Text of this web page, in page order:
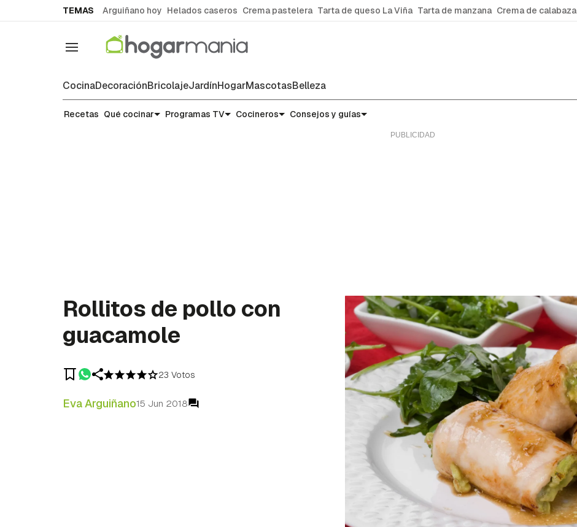
TEMAS Arguiñano hoy Helados caseros Crema pastelera Tarta de queso La Viña Tarta de manzana Crema de calabaza
Navegación
CocinaDecoraciónBricolajeJardínHogarMascotasBelleza
Recetas
Recetas Qué cocinar Programas TV Cocineros Consejos y guías
Rollitos de pollo con
guacamole
23 Votos
Eva Arguiñano15 Jun 2018